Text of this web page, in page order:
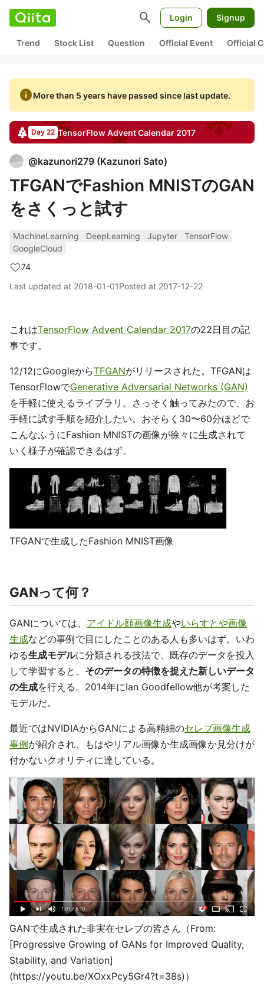
search Login Signup
Trend Stock List Question Official Event Official
infoMore than 5 years have passed since last update.
Day 22 TensorFlowAdvent Calendar 2017
@kazunori279 (Kazunori Sato)
TFGANでFashion MNISTのGAN
をさくっと試す
MachineLearning DeepLearning Jupyter
TensorFlow
GoogleCloud
74
Last updated at 2018-01-01Posted at 2017-12-22
これはTensorFlow Advent Calendar 2017の22日目の記
事です。
12/12にGoogleからTFGANがリリースされた。TFGANは
TensorFlowでGenerative Adversarial Networks (GAN)
を手軽に使えるライブラリ。さっそく触ってみたので、お
手軽に試す手順を紹介したい。おそらく30〜60分ほどで
こんなふうにFashion MNISTの画像が徐々に生成されて
いく様子が確認できるはず。
TFGANで生成したFashion MNIST画像
GANって何？
GANについては、 アイドル顔画像生成やいらすとや画像
生成などの事例で目にしたことのある人も多いはず。いわ
ゆる生成モデルに分類される技法で、既存のデータを投入
して学習すると、 そのデータの特徴を捉えた新しいデータ
の生成を行える。2014年にIan Goodfellow他が考案した
モデルだ。
最近ではNVIDIAからGANによる高精細のセレブ画像生成
事例が紹介され、もはやリアル画像か生成画像か見分けが
付かないクオリティに達している。
GANで生成された非実在セレブの皆さん（From:
[Progressive Growing of GANs for Improved Quality,
Stability, and Variation]
(https://youtu.be/XOxxPcy5Gr4?t=38s)）